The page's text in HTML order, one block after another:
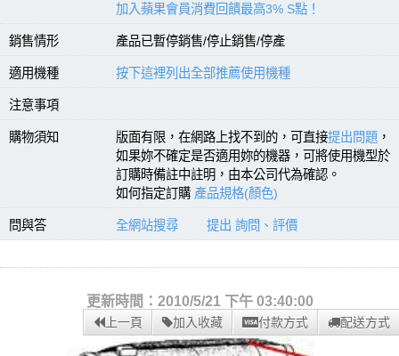
加入蘋果會員消費回饋最高3% S點！
銷售情形 產品已暫停銷售/停止銷售/停產
適用機種 按下這裡列出全部推薦使用機種
注意事項
購物須知 版面有限，在網路上找不到的，可直接提出問題 ，
如果妳不確定是否適用妳的機器，可將使用機型於
訂購時備註中註明，由本公司代為確認。
如何指定訂購 產品規格(顏色)
問與答 全網站搜尋 提出 詢問、評價
更新時間：2010/5/21 下午 03:40:00
上一頁 加入收藏 付款方式 配送方式